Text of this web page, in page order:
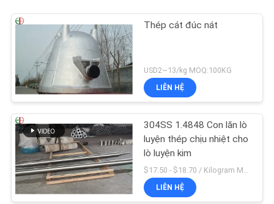
Thép cát đúc nát
USD2~13/kg MOQ:100KG
LIÊN HỆ
304SS 1.4848 Con lăn lò
luyện thép chịu nhiệt cho
lò luyện kim
LIÊN HỆ